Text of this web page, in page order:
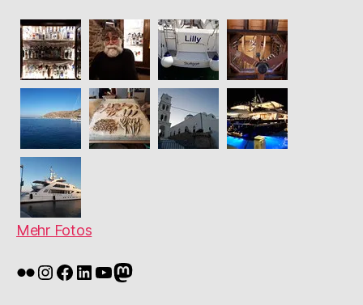
Mehr Fotos
Flickr
Instagram
Facebook
LinkedIn
YouTube
Mastodon